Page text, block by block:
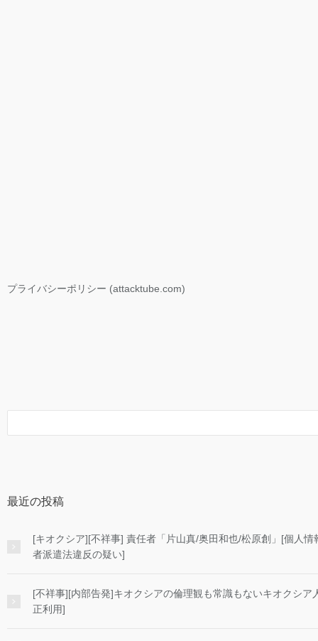
プライバシーポリシー (attacktube.com)
最近の投稿
[キオクシア][不祥事] 責任者「片山真/奥田和也/松原創」[個人
者派遣法違反の疑い]
[不祥事][内部告発]キオクシアの倫理観も常識もないキオクシア
正利用]